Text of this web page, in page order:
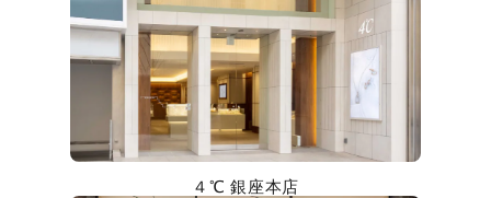
カテゴリー すべてのジュエリー
４℃ 銀座本店